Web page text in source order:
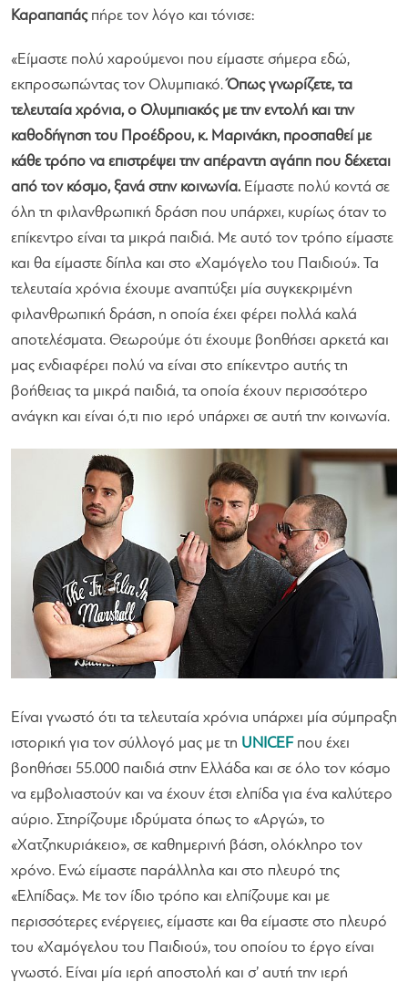
Καραπαπάςπήρε τον λόγο και τόνισε:
«Είμαστε πολύ χαρούμενοι που είμαστε σήμερα εδώ,
εκπροσωπώντας τον Ολυμπιακό.Όπως γνωρίζετε, τα
τελευταία χρόνια, ο Ολυμπιακός με την εντολή και την
καθοδήγηση του Προέδρου, κ. Μαρινάκη, προσπαθεί με
κάθε τρόπο να επιστρέψει την απέραντη αγάπη που δέχεται
από τον κόσμο, ξανά στην κοινωνία. Είμαστε πολύ κοντά σε
όλη τη φιλανθρωπική δράση που υπάρχει, κυρίως όταν το
επίκεντρο είναι τα μικρά παιδιά. Με αυτό τον τρόπο είμαστε
και θα είμαστε δίπλα και στο «Χαμόγελο του Παιδιού». Τα
τελευταία χρόνια έχουμε αναπτύξει μία συγκεκριμένη
φιλανθρωπική δράση, η οποία έχει φέρει πολλά καλά
αποτελέσματα. Θεωρούμε ότι έχουμε βοηθήσει αρκετά και
μας ενδιαφέρει πολύ να είναι στο επίκεντρο αυτής τη
βοήθειας τα μικρά παιδιά, τα οποία έχουν περισσότερο
ανάγκη και είναι ό,τι πιο ιερό υπάρχει σε αυτή την κοινωνία.
Είναι γνωστό ότι τα τελευταία χρόνια υπάρχει μία σύμπραξη
ιστορική για τον σύλλογό μας με τη UNICEF που έχει
βοηθήσει 55.000 παιδιά στην Ελλάδα και σε όλο τον κόσμο
να εμβολιαστούν και να έχουν έτσι ελπίδα για ένα καλύτερο
αύριο. Στηρίζουμε ιδρύματα όπως το «Αργώ», το
«Χατζηκυριάκειο», σε καθημερινή βάση, ολόκληρο τον
χρόνο. Ενώ είμαστε παράλληλα και στο πλευρό της
«Ελπίδας». Με τον ίδιο τρόπο και ελπίζουμε και με
περισσότερες ενέργειες, είμαστε και θα είμαστε στο πλευρό
του «Χαμόγελου του Παιδιού», του οποίου το έργο είναι
γνωστό. Είναι μία ιερή αποστολή και σ’ αυτή την ιερή